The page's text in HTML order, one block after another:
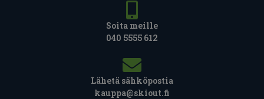
Soita meille
040 5555 612
Lähetä sähköpostia
kauppa@skiout.fi